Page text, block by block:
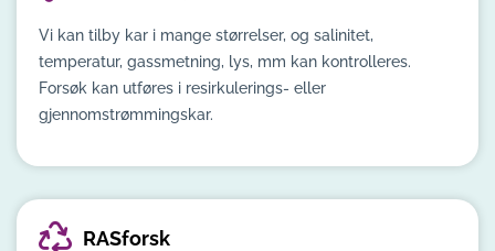
Vi kan tilby kar i mange størrelser, og salinitet,
temperatur, gassmetning, lys, mm kan kontrolleres.
Forsøk kan utføres i resirkulerings- eller
gjennomstrømmingskar.
RASforsk